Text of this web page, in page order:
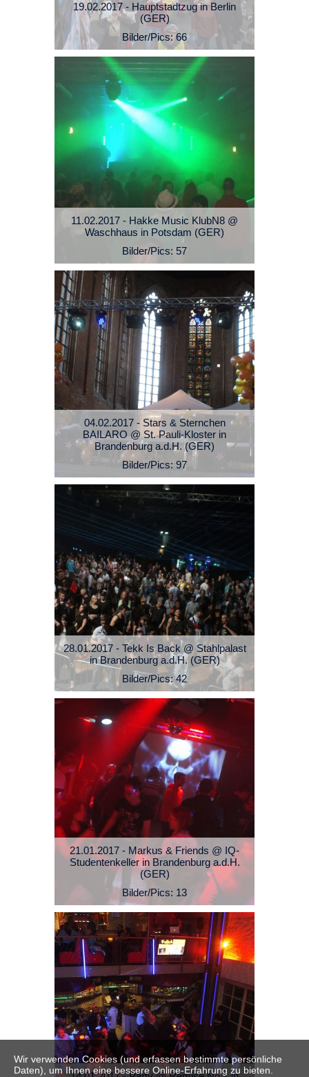
19.02.2017 - Hauptstadtzug in Berlin
(GER)
Bilder/Pics: 66
11.02.2017 - Hakke Music KlubN8 @
Waschhaus in Potsdam (GER)
Bilder/Pics: 57
04.02.2017 - Stars & Sternchen
BAILARO @ St. Pauli-Kloster in
Brandenburg a.d.H. (GER)
Bilder/Pics: 97
28.01.2017 - Tekk Is Back @ Stahlpalast
in Brandenburg a.d.H. (GER)
Bilder/Pics: 42
21.01.2017 - Markus & Friends @ IQ-
Studentenkeller in Brandenburg a.d.H.
(GER)
Bilder/Pics: 13
Wir verwenden Cookies (und erfassen bestimmte persönliche
Daten), um Ihnen eine bessere Online-Erfahrung zu bieten.